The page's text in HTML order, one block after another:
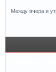
Между вчера и